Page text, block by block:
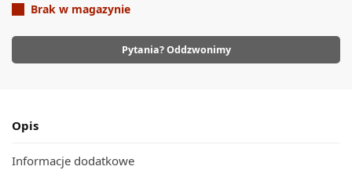
Brak w magazynie
Pytania? Oddzwonimy
Opis
Informacje dodatkowe